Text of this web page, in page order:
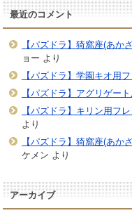
最近のコメント
【パズドラ】猗窩座(あか
ョー より
【パズドラ】学園キオ用
【パズドラ】アグリゲー
【パズドラ】キリン用フ
より
【パズドラ】猗窩座(あか
ケメン より
アーカイブ